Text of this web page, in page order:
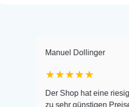
Manuel Dollinger
★★★★★
Der Shop hat eine riesige Auswahl
zu sehr günstigen Preisen. Der